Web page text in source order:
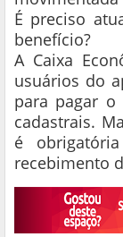
É preciso
benefício?
A Caixa
usuários do
para pagar o
cadastrais.
é
recebimento